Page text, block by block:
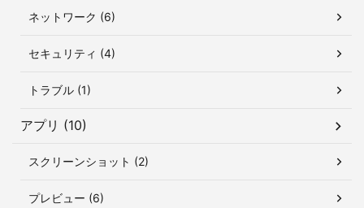
ネットワーク (6)
セキュリティ (4)
トラブル (1)
アプリ (10)
スクリーンショット (2)
プレビュー (6)